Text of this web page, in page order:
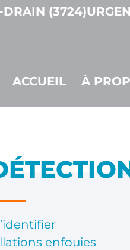
DRAIN (3724)
ACCUEIL À
enfouies